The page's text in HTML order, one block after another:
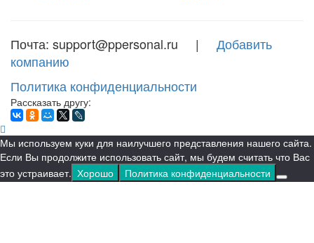
Почта: support@ppersonal.ru | Добавить
компанию
Политика конфиденциальности
Рассказать другу:
Мы используем куки для наилучшего представления нашего сайта.
Если Вы продолжите использовать сайт, мы будем считать что Вас
это устраивает. Хорошо Политика конфиденциальности